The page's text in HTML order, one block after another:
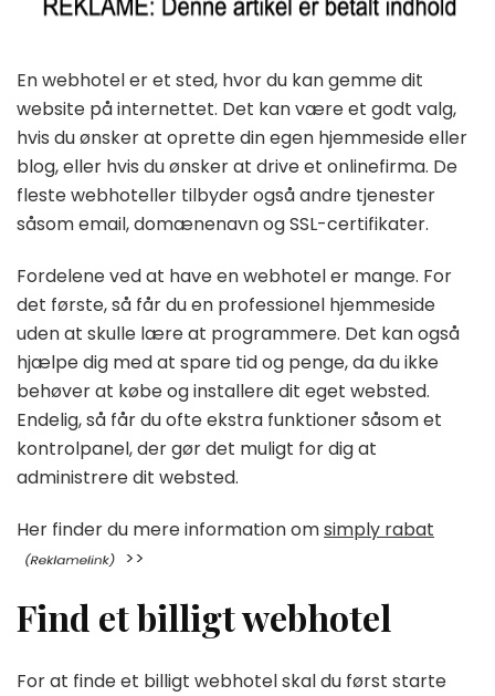
En webhotel er et sted, hvor du kan gemme dit
website på internettet. Det kan være et godt valg,
hvis du ønsker at oprette din egen hjemmeside eller
blog, eller hvis du ønsker at drive et onlinefirma. De
fleste webhoteller tilbyder også andre tjenester
såsom email, domænenavn og SSL-certifikater.
Fordelene ved at have en webhotel er mange. For
det første, så får du en professionel hjemmeside
uden at skulle lære at programmere. Det kan også
hjælpe dig med at spare tid og penge, da du ikke
behøver at købe og installere dit eget websted.
Endelig, så får du ofte ekstra funktioner såsom et
kontrolpanel, der gør det muligt for dig at
administrere dit websted.
Her finder du mere information omsimply rabat
>>
Find et billigt webhotel
For at finde et billigt webhotel skal du først starte